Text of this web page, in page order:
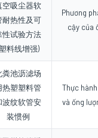
空吸尘器软
耐热性及可
性试验方法
料线增强)
Phương
cậy của
粪池沥滤场
热塑塑料管
波纹软管安
装惯例
Thực
và ống